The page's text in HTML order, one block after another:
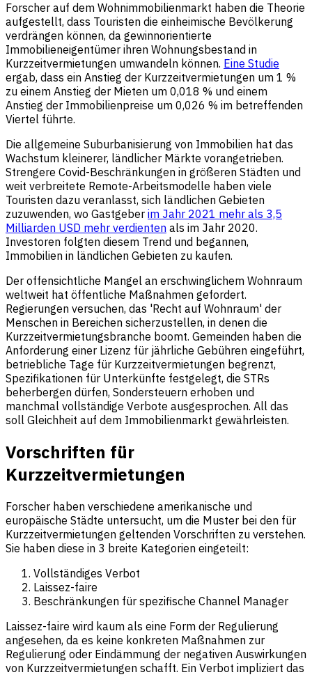
Forscher auf dem Wohnimmobilienmarkt haben die Theorie
aufgestellt, dass Touristen die einheimische Bevölkerung
verdrängen können, da gewinnorientierte
Immobilieneigentümer ihren Wohnungsbestand in
Kurzzeitvermietungen umwandeln können. Eine Studie
ergab, dass ein Anstieg der Kurzzeitvermietungen um 1 %
zu einem Anstieg der Mieten um 0,018 % und einem
Anstieg der Immobilienpreise um 0,026 % im betreffenden
Viertel führte.
Die allgemeine Suburbanisierung von Immobilien hat das
Wachstum kleinerer, ländlicher Märkte vorangetrieben.
Strengere Covid-Beschränkungen in größeren Städten und
weit verbreitete Remote-Arbeitsmodelle haben viele
Touristen dazu veranlasst, sich ländlichen Gebieten
zuzuwenden, wo Gastgeber im Jahr 2021 mehr als 3,5
Milliarden USD mehr verdienten als im Jahr 2020.
Investoren folgten diesem Trend und begannen,
Immobilien in ländlichen Gebieten zu kaufen.
Der offensichtliche Mangel an erschwinglichem Wohnraum
weltweit hat öffentliche Maßnahmen gefordert.
Regierungen versuchen, das 'Recht auf Wohnraum' der
Menschen in Bereichen sicherzustellen, in denen die
Kurzzeitvermietungsbranche boomt. Gemeinden haben die
Anforderung einer Lizenz für jährliche Gebühren eingeführt,
betriebliche Tage für Kurzzeitvermietungen begrenzt,
Spezifikationen für Unterkünfte festgelegt, die STRs
beherbergen dürfen, Sondersteuern erhoben und
manchmal vollständige Verbote ausgesprochen. All das
soll Gleichheit auf dem Immobilienmarkt gewährleisten.
Vorschriften für
Kurzzeitvermietungen
Forscher haben verschiedene amerikanische und
europäische Städte untersucht, um die Muster bei den für
Kurzzeitvermietungen geltenden Vorschriften zu verstehen.
Sie haben diese in 3 breite Kategorien eingeteilt:
Vollständiges Verbot
Laissez-faire
Beschränkungen für spezifische Channel Manager
Laissez-faire wird kaum als eine Form der Regulierung
angesehen, da es keine konkreten Maßnahmen zur
Regulierung oder Eindämmung der negativen Auswirkungen
von Kurzzeitvermietungen schafft. Ein Verbot impliziert das